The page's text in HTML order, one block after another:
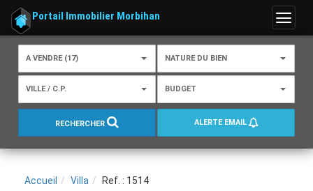
Menu
Portail Immobilier Morbihan
A VENDRE (17) NATURE DU BIEN
VILLE / C.P. BUDGET
RECHERCHER ALERTE EMAIL
Accueil Villa Ref. : 1514